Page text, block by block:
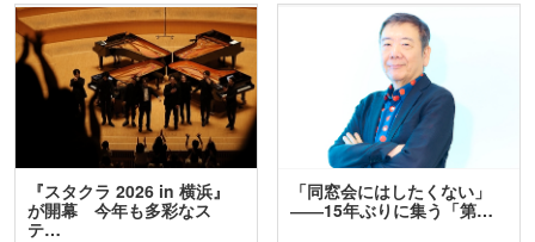
『スタクラ 2026 in 横浜』
が開幕 今年も多彩なス
テ…
「同窓会にはしたくない」
――15年ぶりに集う「第…